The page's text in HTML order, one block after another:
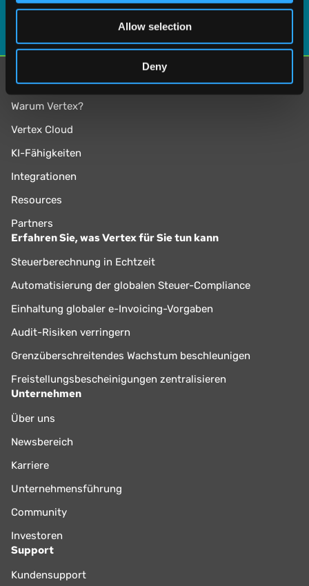
may combine it with other information that you’ve
provided to them or that they’ve collected from your use
of their services.
Allow selection
Deny
Mehr erfahren
Warum Vertex?
Vertex Cloud
KI-Fähigkeiten
Integrationen
Resources
Partners
Erfahren Sie, was Vertex für Sie tun kann
Steuerberechnung in Echtzeit
Automatisierung der globalen Steuer-Compliance
Einhaltung globaler e-Invoicing-Vorgaben
Audit-Risiken verringern
Grenzüberschreitendes Wachstum beschleunigen
Freistellungsbescheinigungen zentralisieren
Unternehmen
Über uns
Newsbereich
Karriere
Unternehmensführung
Community
Investoren
Support
Kundensupport